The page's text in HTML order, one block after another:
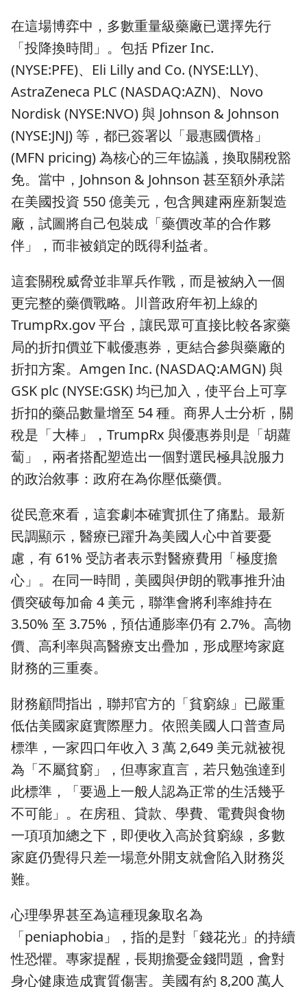
在這場博弈中，多數重量級藥廠已選擇先行
「投降換時間」。包括 Pfizer Inc.
(NYSE:PFE)、Eli Lilly and Co. (NYSE:LLY)、
AstraZeneca PLC (NASDAQ:AZN)、Novo
Nordisk (NYSE:NVO) 與 Johnson & Johnson
(NYSE:JNJ) 等，都已簽署以「最惠國價格」
(MFN pricing) 為核心的三年協議，換取關稅豁
免。當中，Johnson & Johnson 甚至額外承諾
在美國投資 550 億美元，包含興建兩座新製造
廠，試圖將自己包裝成「藥價改革的合作夥
伴」，而非被鎖定的既得利益者。
這套關稅威脅並非單兵作戰，而是被納入一個
更完整的藥價戰略。川普政府年初上線的
TrumpRx.gov 平台，讓民眾可直接比較各家藥
局的折扣價並下載優惠券，更結合參與藥廠的
折扣方案。Amgen Inc. (NASDAQ:AMGN) 與
GSK plc (NYSE:GSK) 均已加入，使平台上可享
折扣的藥品數量增至 54 種。商界人士分析，關
稅是「大棒」，TrumpRx 與優惠券則是「胡蘿
蔔」，兩者搭配塑造出一個對選民極具說服力
的政治敘事：政府在為你壓低藥價。
從民意來看，這套劇本確實抓住了痛點。最新
民調顯示，醫療已躍升為美國人心中首要憂
慮，有 61% 受訪者表示對醫療費用「極度擔
心」。在同一時間，美國與伊朗的戰事推升油
價突破每加侖 4 美元，聯準會將利率維持在
3.50% 至 3.75%，預估通膨率仍有 2.7%。高物
價、高利率與高醫療支出疊加，形成壓垮家庭
財務的三重奏。
財務顧問指出，聯邦官方的「貧窮線」已嚴重
低估美國家庭實際壓力。依照美國人口普查局
標準，一家四口年收入 3 萬 2,649 美元就被視
為「不屬貧窮」，但專家直言，若只勉強達到
此標準，「要過上一般人認為正常的生活幾乎
不可能」。在房租、貸款、學費、電費與食物
一項項加總之下，即便收入高於貧窮線，多數
家庭仍覺得只差一場意外開支就會陷入財務災
難。
心理學界甚至為這種現象取名為
「peniaphobia」，指的是對「錢花光」的持續
性恐懼。專家提醒，長期擔憂金錢問題，會對
身心健康造成實質傷害。美國有約 8,200 萬人